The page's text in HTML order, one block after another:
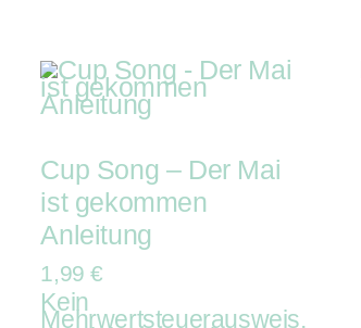
Cup Song – Der Mai
ist gekommen
Anleitung
1,99€
Kein
Mehrwertsteuerausweis,